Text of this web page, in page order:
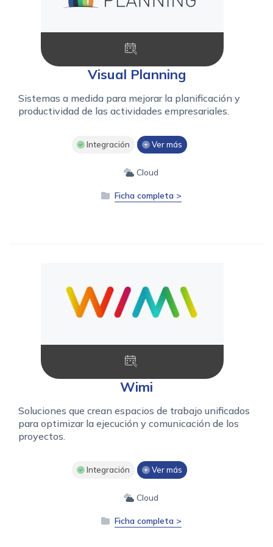
Visual Planning
Sistemas a medida para mejorar la planificación y
productividad de las actividades empresariales.
Integración Ver más
Cloud
Ficha completa >
Wimi
Soluciones que crean espacios de trabajo unificados
para optimizar la ejecución y comunicación de los
proyectos.
Integración Ver más
Cloud
Ficha completa >